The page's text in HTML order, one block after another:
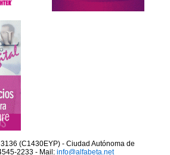
(C1430EYP) - Ciudad Autónoma de
2233 - Mail: info@alfabeta.net